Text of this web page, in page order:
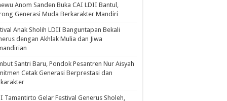
Anom Sanden Buka CAI LDII Bantul,
Generasi Muda Berkarakter Mandiri
Anak Sholih LDII Banguntapan Bekali
dengan Akhlak Mulia dan Jiwa
Santri Baru, Pondok Pesantren Nur Aisyah
Cetak Generasi Berprestasi dan
Tamantirto Gelar Festival Generus Sholeh,